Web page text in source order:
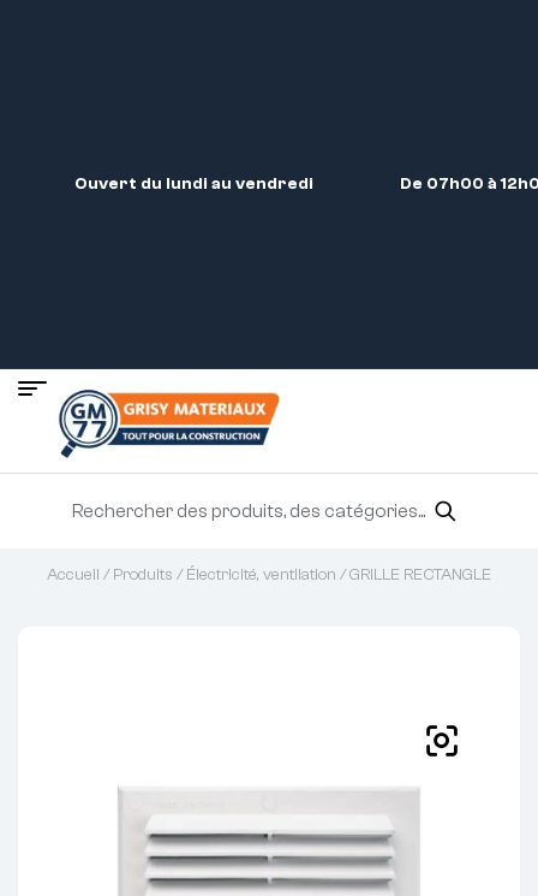
Ouvert du lundi au vendredi De 07h00 à
Accueil /Produits /Électricité, ventilation / GRILLE RECTANGLE